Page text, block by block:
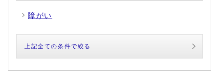
障がい
上記全ての条件で絞る